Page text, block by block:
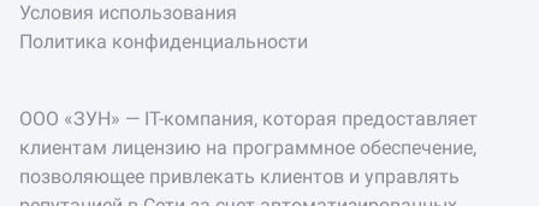
Условия использования
Политика конфиденциальности
ООО «ЗУН» — IT-компания, которая предоставляет
клиентам лицензию на программное обеспечение,
позволяющее привлекать клиентов и управлять